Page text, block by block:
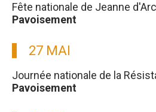
Fête nationale de Jeanne
Pavoisement
27 MAI
Journée nationale de la
Pavoisement